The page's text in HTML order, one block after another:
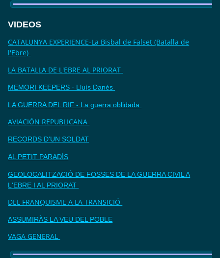
VIDEOS
CATALUNYA EXPERIENCE-La Bisbal de Falset (Batalla de
l'Ebre)
LA BATALLA DE L'EBRE AL PRIORAT
MEMORI KEEPERS - Lluís Danés
LA GUERRA DEL RIF - La guerra oblidada
AVIACIÓN REPUBLICANA
RECORDS D'UN SOLDAT
AL PETIT PARADÍS
GEOLOCALITZACIÓ DE FOSSES DE LA GUERRA CIVIL A
L'EBRE I AL PRIORAT
DEL FRANQUISME A LA TRANSICIÓ
ASSUMIRÀS LA VEU DEL POBLE
VAGA GENERAL